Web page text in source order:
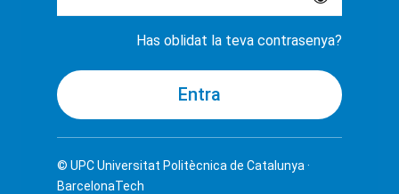
Has oblidat la teva contrasenya?
© UPCUniversitat Politècnica de Catalunya ·
BarcelonaTech